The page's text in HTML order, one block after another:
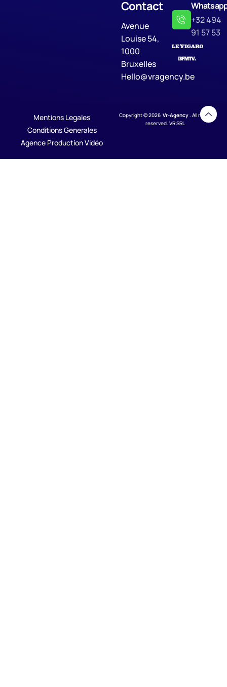
Contact
Avenue
Louise 54,
1000
Bruxelles
Hello@vragency.be
+32 494
91 57 53
Mentions Legales
Conditions Generales
Agence Production Vidéo
Copyright © 2026 Vr-Agency. All rights
reserved. VR SRL